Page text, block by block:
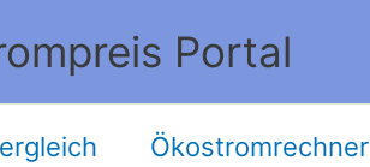
Portal
Ökostromrechner